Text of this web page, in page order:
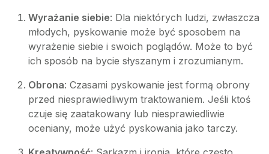
Wyrażanie siebie: Dla niektórych ludzi, zwłaszcza
młodych, pyskowanie może być sposobem na
wyrażenie siebie i swoich poglądów. Może to być
ich sposób na bycie słyszanym i zrozumianym.
Obrona: Czasami pyskowanie jest formą obrony
przed niesprawiedliwym traktowaniem. Jeśli ktoś
czuje się zaatakowany lub niesprawiedliwie
oceniany, może użyć pyskowania jako tarczy.